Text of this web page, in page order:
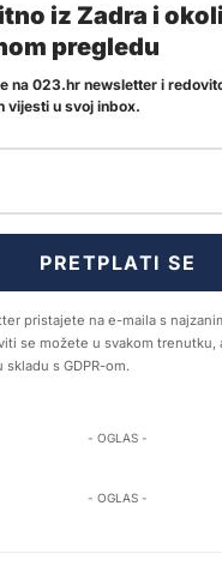
iz Zadra i
pregledu
na 023.hr newsletter i
vijesti u svoj inbox.
PRETPLATI SE
pristajete na e-maila s
se možete u svakom trenutku,
s GDPR-om.
- OGLAS -
- OGLAS -